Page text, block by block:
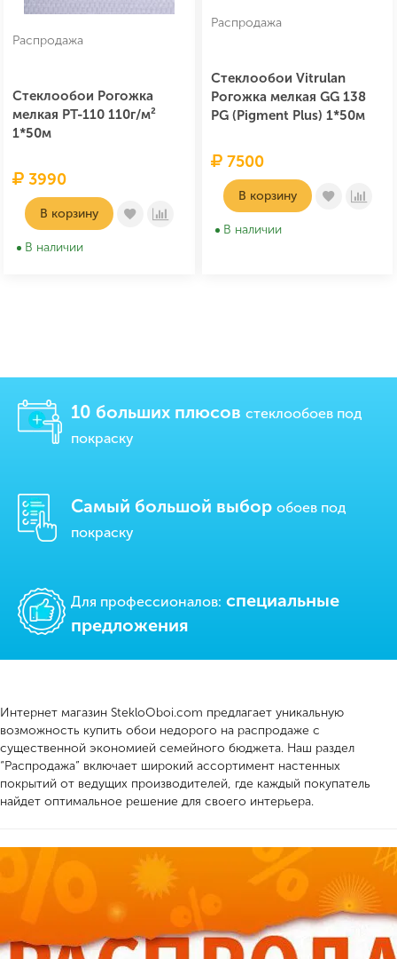
Распродажа
Стеклообои Рогожка
мелкая РТ-110 110г/м²
1*50м
3990
В корзину
В наличии
Распродажа
Стеклообои Vitrulan
Рогожка мелкая GG 138
PG (Pigment Plus) 1*50м
7500
В корзину
В наличии
10 больших плюсов стеклообоев под
покраску
Самый большой выбор обоев под
покраску
Для профессионалов: cпециальные
предложения
Интернет магазин StekloOboi.com предлагает уникальную
возможность купить обои недорого на распродаже с
существенной экономией семейного бюджета. Наш раздел
“Распродажа” включает широкий ассортимент настенных
покрытий от ведущих производителей, где каждый покупатель
найдет оптимальное решение для своего интерьера.